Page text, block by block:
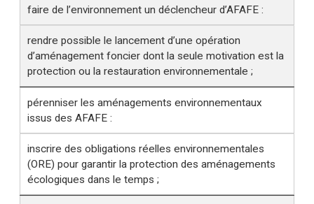
faire de l’environnement un déclencheur d’AFAFE :
rendre possible le lancement d’une opération
d’aménagement foncier dont la seule motivation est la
protection ou la restauration environnementale ;
pérenniser les aménagements environnementaux
issus des AFAFE :
inscrire des obligations réelles environnementales
(ORE) pour garantir la protection des aménagements
écologiques dans le temps ;